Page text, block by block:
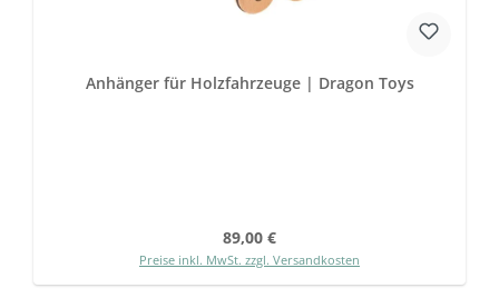
Anhänger für Holzfahrzeuge | Dragon Toys
Regulärer Preis:
89,00 €
Preise inkl. MwSt. zzgl. Versandkosten